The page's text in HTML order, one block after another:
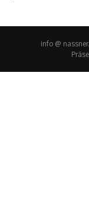
info @